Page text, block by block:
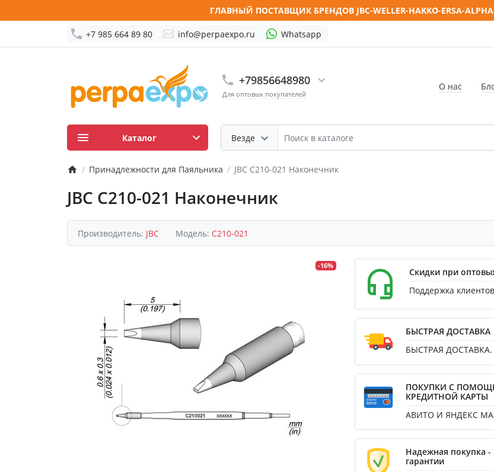
ГЛАВНЫЙ ПОСТАВЩИК БРЕНДОВ JBC-WELLER-HAKKO-ERSA-
+7 985 664 89 80 info@perpaexpo.ru Whatsapp
+79856648980
Для оптовых покупателей
Везде
О нас
Каталог
Принадлежности для Паяльника JBC C210-021 Наконечник
JBC C210-021 Наконечник
Производитель: JBC Модель: C210-021
-16%
Скидки при
Поддержка
БЫСТРАЯ ДОСТАВКА
БЫСТРАЯ ДОСТАВКА.
ПОКУПКИ С
КРЕДИТНОЙ КАРТЫ
АВИТО И ЯНДЕКС
Надежная покупка -
гарантии